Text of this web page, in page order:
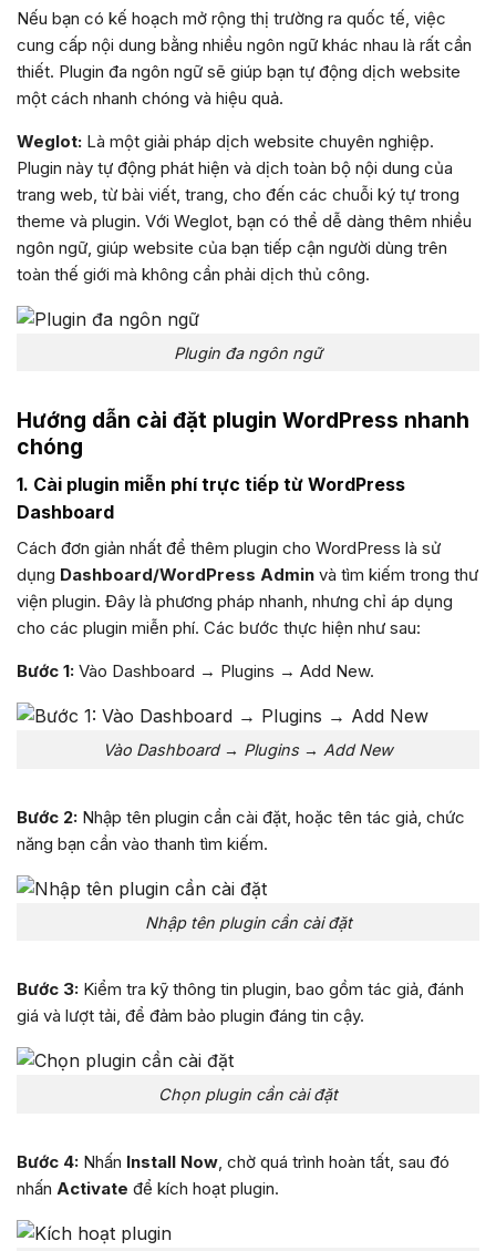
Nếu bạn có kế hoạch mở rộng thị trường ra quốc tế, việc
cung cấp nội dung bằng nhiều ngôn ngữ khác nhau là rất cần
thiết. Plugin đa ngôn ngữ sẽ giúp bạn tự động dịch website
một cách nhanh chóng và hiệu quả.
Weglot: Là một giải pháp dịch website chuyên nghiệp.
Plugin này tự động phát hiện và dịch toàn bộ nội dung của
trang web, từ bài viết, trang, cho đến các chuỗi ký tự trong
theme và plugin. Với Weglot, bạn có thể dễ dàng thêm nhiều
ngôn ngữ, giúp website của bạn tiếp cận người dùng trên
toàn thế giới mà không cần phải dịch thủ công.
Plugin đa ngôn ngữ
Hướng dẫn cài đặt plugin WordPress nhanh
chóng
1. Cài plugin miễn phí trực tiếp từ WordPress
Dashboard
Cách đơn giản nhất để thêm plugin cho WordPress là sử
dụng Dashboard/WordPress Admin và tìm kiếm trong thư
viện plugin. Đây là phương pháp nhanh, nhưng chỉ áp dụng
cho các plugin miễn phí. Các bước thực hiện như sau:
Bước 1: Vào Dashboard → Plugins → Add New.
Vào Dashboard → Plugins → Add New
Bước 2: Nhập tên plugin cần cài đặt, hoặc tên tác giả, chức
năng bạn cần vào thanh tìm kiếm.
Nhập tên plugin cần cài đặt
Bước 3: Kiểm tra kỹ thông tin plugin, bao gồm tác giả, đánh
giá và lượt tải, để đảm bảo plugin đáng tin cậy.
Chọn plugin cần cài đặt
Bước 4: Nhấn Install Now, chờ quá trình hoàn tất, sau đó
nhấn Activate để kích hoạt plugin.